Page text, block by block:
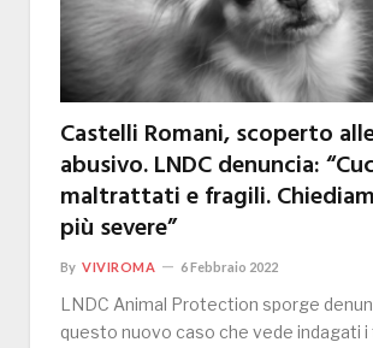
Castelli Romani, scoperto
abusivo. LNDC denuncia:
maltrattati e fragili.
più severe”
By VIVIROMA 6 Febbraio 2022
LNDC Animal Protection sporge
questo nuovo caso che vede indagati